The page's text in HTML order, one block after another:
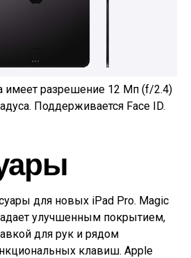
имеет разрешение 12 Мп (f/2.4)
Поддерживается Face ID.
для новых iPad Pro. Magic
улучшенным покрытием,
для рук и рядом
клавиш. Apple